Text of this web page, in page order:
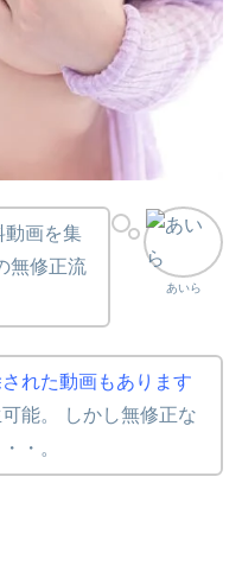
あいら
動画を集
無修正流
れた動画もあります
能。 しかし無修正な
・。